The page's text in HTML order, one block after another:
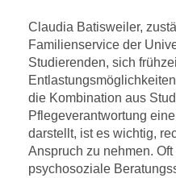
Claudia Batisweiler,
Familienservice der
Studierenden, sich
die Kombination aus
Pflegeverantwortung
darstellt, ist es wichtig,
Anspruch zu nehmen.
psychosoziale